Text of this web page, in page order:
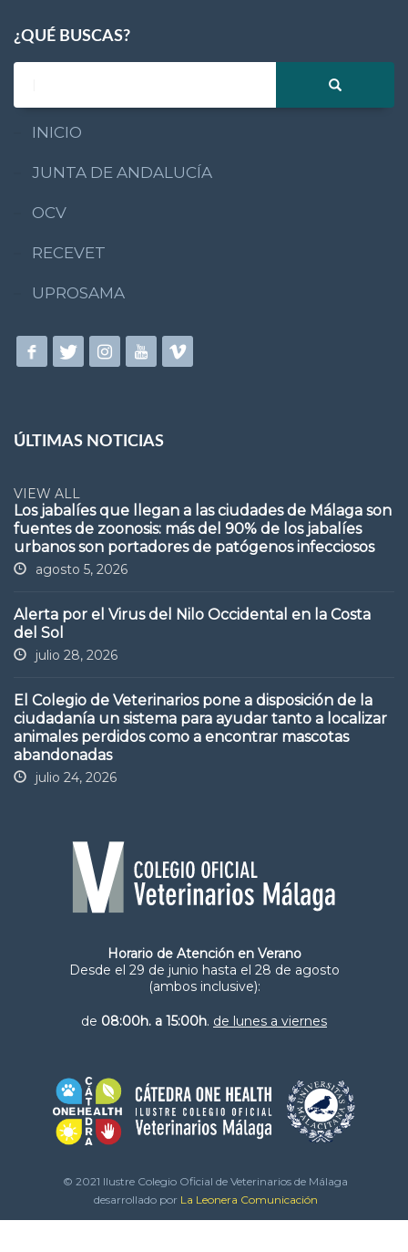
¿QUÉ BUSCAS?
INICIO
JUNTA DE ANDALUCÍA
OCV
RECEVET
UPROSAMA
ÚLTIMAS NOTICIAS
VIEW ALL
Los jabalíes que llegan a las ciudades de Málaga son
fuentes de zoonosis: más del 90% de los jabalíes
urbanos son portadores de patógenos infecciosos
agosto 5, 2026
Alerta por el Virus del Nilo Occidental en la Costa
del Sol
julio 28, 2026
El Colegio de Veterinarios pone a disposición de la
ciudadanía un sistema para ayudar tanto a localizar
animales perdidos como a encontrar mascotas
abandonadas
julio 24, 2026
Horario de Atención en Verano
Desde el 29 de junio hasta el 28 de agosto
(ambos inclusive):
de 08:00h. a 15:00h. de lunes a viernes
© 2021 Ilustre Colegio Oficial de Veterinarios de Málaga
desarrollado por La Leonera Comunicación